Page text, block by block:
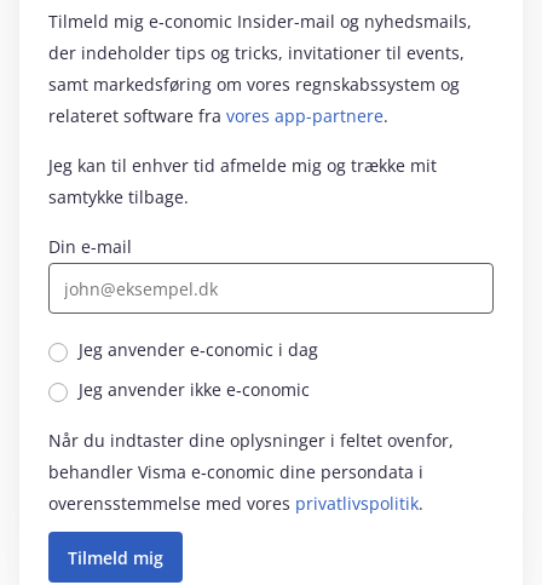
Tilmeld mig e‑conomic Insider-mail og nyhedsmails,
der indeholder tips og tricks, invitationer til events,
samt markedsføring om vores regnskabssystem og
relateret software fra vores app-partnere.
Jeg kan til enhver tid afmelde mig og trække mit
samtykke tilbage.
Din e-mail
Jeg anvender e‑conomic i dag
Jeg anvender ikke e‑conomic
Når du indtaster dine oplysninger i feltet ovenfor,
behandler Visma e‑conomic dine persondata i
overensstemmelse med vores privatlivspolitik.